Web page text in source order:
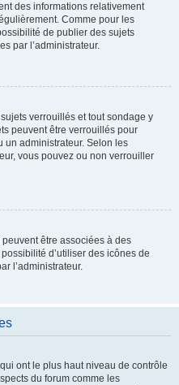
des informations relativement
Comme pour les
de publier des sujets
par l’administrateur.
verrouillés et tout sondage y
peuvent être verrouillés pour
un administrateur. Selon les
vous pouvez ou non verrouiller
être associées à des
d’utiliser des icônes de
l’administrateur.
ont le plus haut niveau de contrôle
du forum comme les